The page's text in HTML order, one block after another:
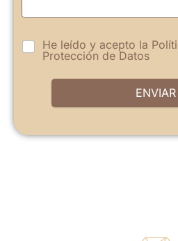
He leído y acepto la
Protección de Datos
ENVIAR